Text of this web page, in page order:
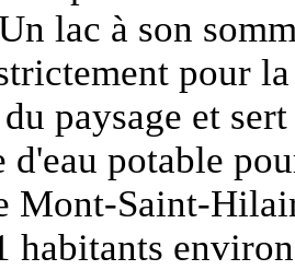
lac à son
pour la
paysage et
d'eau potable
Mont-Saint-
habitants